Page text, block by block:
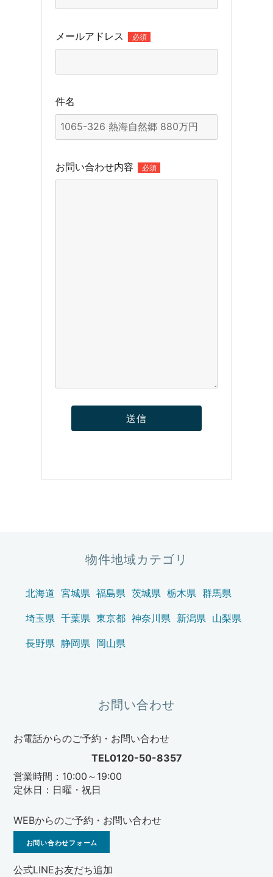
メールアドレス 必須
件名
お問い合わせ内容 必須
物件地域カテゴリ
北海道 宮城県 福島県 茨城県 栃木県 群馬県
埼玉県 千葉県 東京都 神奈川県 新潟県 山梨県
長野県 静岡県 岡山県
お問い合わせ
お電話からのご予約・お問い合わせ
TEL0120-50-8357
営業時間：10:00～19:00
定休日：日曜・祝日
WEBからのご予約・お問い合わせ
お問い合わせフォーム
公式LINEお友だち追加